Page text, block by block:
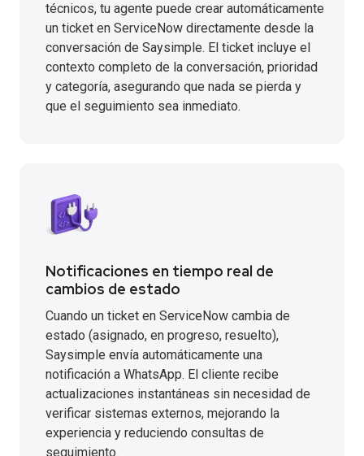
técnicos, tu agente puede crear automáticamente
un ticket en ServiceNow directamente desde la
conversación de Saysimple. El ticket incluye el
contexto completo de la conversación, prioridad
y categoría, asegurando que nada se pierda y
que el seguimiento sea inmediato.
Notificaciones en tiempo real de
cambios de estado
Cuando un ticket en ServiceNow cambia de
estado (asignado, en progreso, resuelto),
Saysimple envía automáticamente una
notificación a WhatsApp. El cliente recibe
actualizaciones instantáneas sin necesidad de
verificar sistemas externos, mejorando la
experiencia y reduciendo consultas de
seguimiento.